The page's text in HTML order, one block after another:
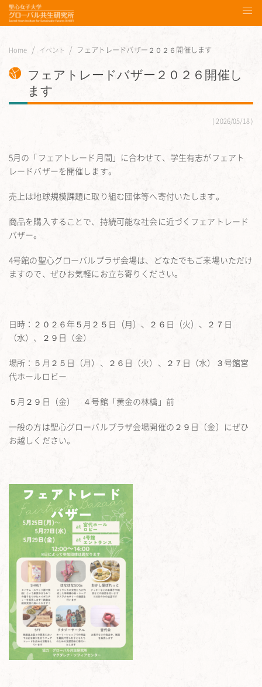
Home イベント フェアトレードバザー２０２６開催します
フェアトレードバザー２０２６開催し
ます
2026/05/18
5月の「フェアトレード月間」に合わせて、学生有志がフェアト
レードバザーを開催します。
売上は地球規模課題に取り組む団体等へ寄付いたします。
商品を購入することで、持続可能な社会に近づくフェアトレード
バザー。
4号館の聖心グローバルプラザ会場は、どなたでもご来場いただけ
ますので、ぜひお気軽にお立ち寄りください。
日時：２０２６年５月２５日（月）、２６日（火）、２７日
（水）、２９日（金）
場所：５月２５日（月）、２６日（火）、２７日（水）３号館宮
代ホールロビー
５月２９日（金） ４号館「黄金の林檎」前
一般の方は聖心グローバルプラザ会場開催の２９日（金）にぜひ
お越しください。